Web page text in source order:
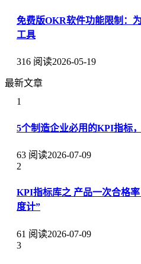
免费版OKR软件功能限制：
工具
316 阅读2026-05-19
最新文章
1
5个制造企业必用的KPI指标
63 阅读2026-07-09
2
KPI指标库之 产品一次合格
度计”
61 阅读2026-07-09
3